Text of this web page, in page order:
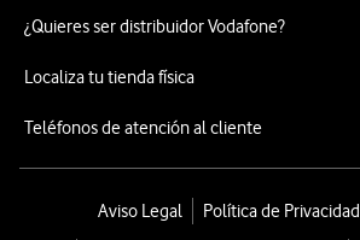
¿Quieres ser distribuidor Vodafone?
Localiza tu tienda física
Teléfonos de atención al cliente
Aviso Legal
Política de